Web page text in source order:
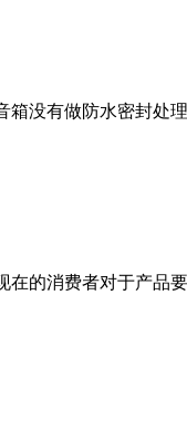
没有做防水密封处
的消费者对于产品